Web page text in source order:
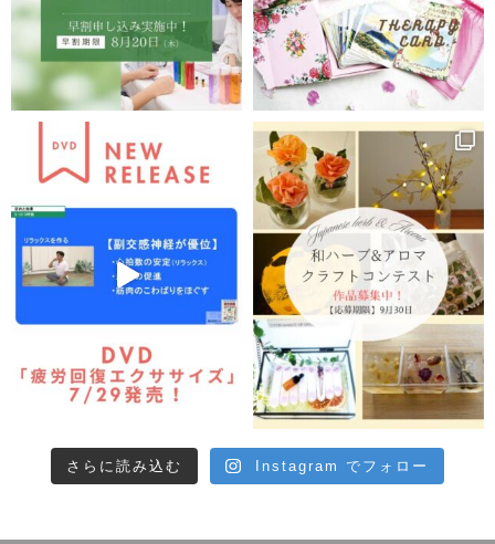
さらに読み込む Instagram でフォロー